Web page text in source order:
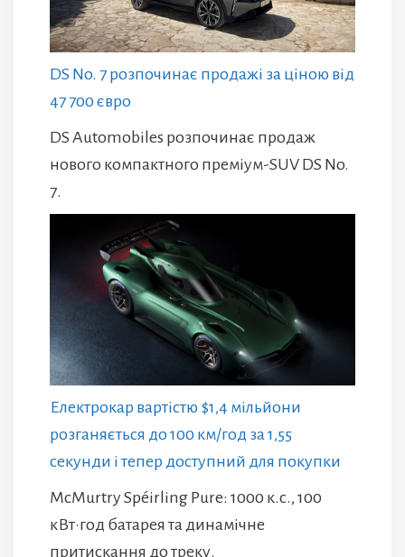
DS No. 7 розпочинає продажі за ціною від
47 700 євро
DS Automobiles розпочинає продаж
нового компактного преміум-SUV DS No.
7.
Електрокар вартістю $1,4 мільйони
розганяється до 100 км/год за 1,55
секунди і тепер доступний для покупки
McMurtry Spéirling Pure: 1000 к.с., 100
кВт·год батарея та динамічне
притискання до треку.